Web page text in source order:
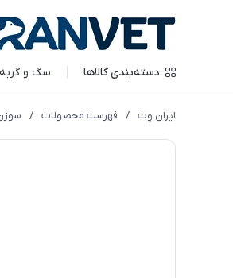
دسته‌بندی کالاها سگ و گربه
ایران وِت / فهرست محصولات /